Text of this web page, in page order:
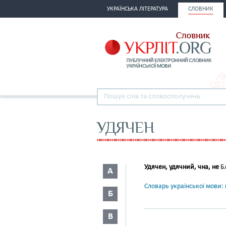
УКРАЇНСЬКА ЛІТЕРАТУРА СЛОВНИК
УДЯЧЕН
А
Б
В
Удячен, удячний, чна, не
Словарь української